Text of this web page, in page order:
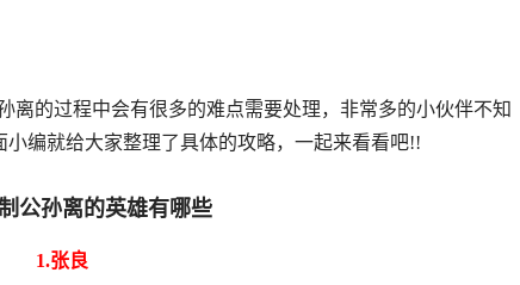
的过程中会有很多的难点需要处理，非常多的小伙伴不知
编就给大家整理了具体的攻略，一起来看看吧!!
公孙离的英雄有哪些
1.张良